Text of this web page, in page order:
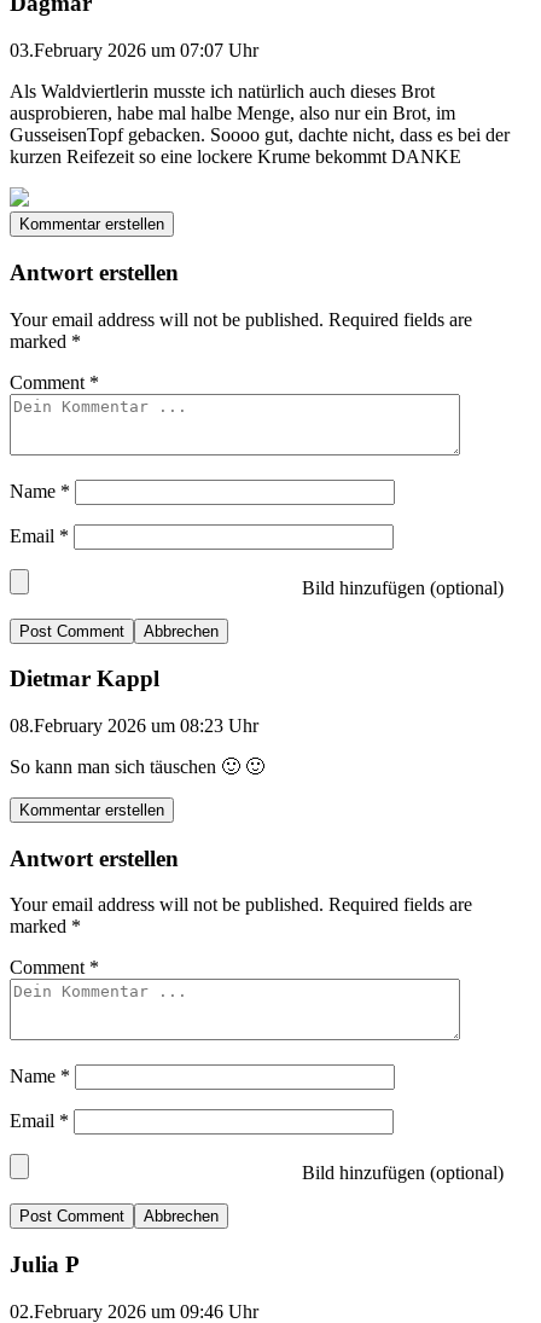
03.February 2026 um 07:07 Uhr
Als Waldviertlerin musste ich natürlich auch dieses Brot
ausprobieren, habe mal halbe Menge, also nur ein Brot, im
GusseisenTopf gebacken. Soooo gut, dachte nicht, dass es bei der
kurzen Reifezeit so eine lockere Krume bekommt DANKE
Kommentar erstellen
Antwort erstellen
Your email address will not be published. Required fields are
marked *
Comment *
Name *
Email *
Bild hinzufügen (optional)
Abbrechen
Dietmar Kappl
08.February 2026 um 08:23 Uhr
So kann man sich täuschen 🙂 🙂
Kommentar erstellen
Antwort erstellen
Your email address will not be published. Required fields are
marked *
Comment *
Name *
Email *
Bild hinzufügen (optional)
Abbrechen
Julia P
02.February 2026 um 09:46 Uhr